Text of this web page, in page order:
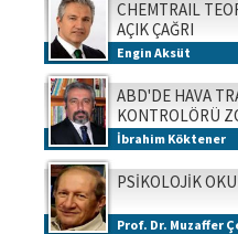
CHEMTRAIL
AÇIK ÇAĞRI
Engin Aksüt
ABD'DE HAVA
KONTROLÖRÜ
İbrahim Köktener
PSİKOLOJİK
Prof. Dr. Muzaffer